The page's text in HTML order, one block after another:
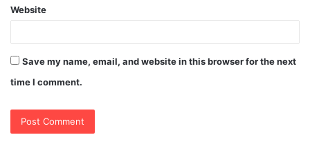
Website
Save my name, email, and website in this browser for the next
time I comment.